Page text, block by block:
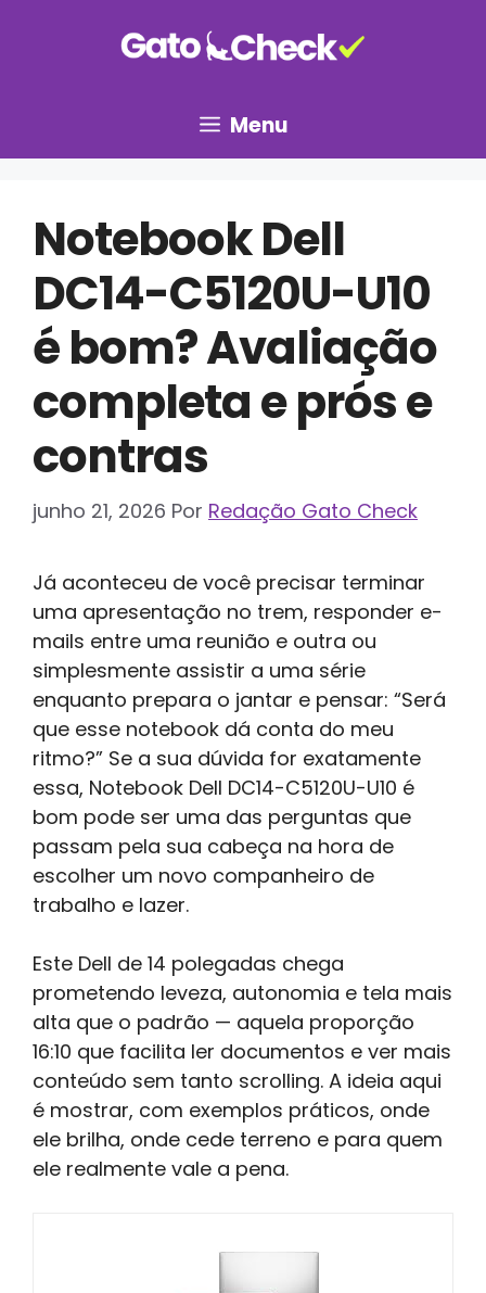
Menu
Notebook Dell
DC14-C5120U-U10
é bom? Avaliação
completa e prós e
contras
junho 21, 2026 Por Redação Gato Check
Já aconteceu de você precisar terminar
uma apresentação no trem, responder e-
mails entre uma reunião e outra ou
simplesmente assistir a uma série
enquanto prepara o jantar e pensar: “Será
que esse notebook dá conta do meu
ritmo?” Se a sua dúvida for exatamente
essa, Notebook Dell DC14-C5120U-U10 é
bom pode ser uma das perguntas que
passam pela sua cabeça na hora de
escolher um novo companheiro de
trabalho e lazer.
Este Dell de 14 polegadas chega
prometendo leveza, autonomia e tela mais
alta que o padrão — aquela proporção
16:10 que facilita ler documentos e ver mais
conteúdo sem tanto scrolling. A ideia aqui
é mostrar, com exemplos práticos, onde
ele brilha, onde cede terreno e para quem
ele realmente vale a pena.